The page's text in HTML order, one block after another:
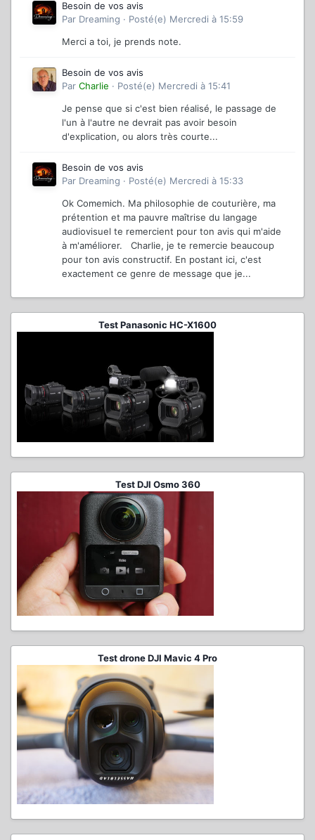
Besoin de vos avis
Par Dreaming · Posté(e) Mercredi à 15:59
Merci a toi, je prends note.
Besoin de vos avis
Par Charlie · Posté(e) Mercredi à 15:41
Je pense que si c'est bien réalisé, le passage de
l'un à l'autre ne devrait pas avoir besoin
d'explication, ou alors très courte...
Besoin de vos avis
Par Dreaming · Posté(e) Mercredi à 15:33
Ok Comemich. Ma philosophie de couturière, ma
prétention et ma pauvre maîtrise du langage
audiovisuel te remercient pour ton avis qui m'aide
à m'améliorer. Charlie, je te remercie beaucoup
pour ton avis constructif. En postant ici, c'est
exactement ce genre de message que je...
Test Panasonic HC-X1600
Test DJI Osmo 360
Test drone DJI Mavic 4 Pro